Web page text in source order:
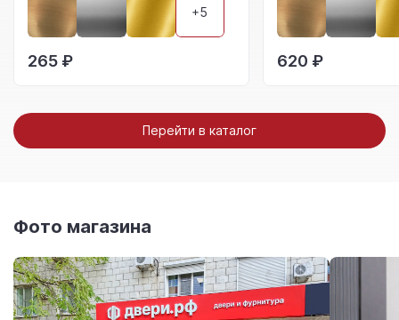
+5
265 ₽ 620 ₽
Перейти в каталог
Фото магазина